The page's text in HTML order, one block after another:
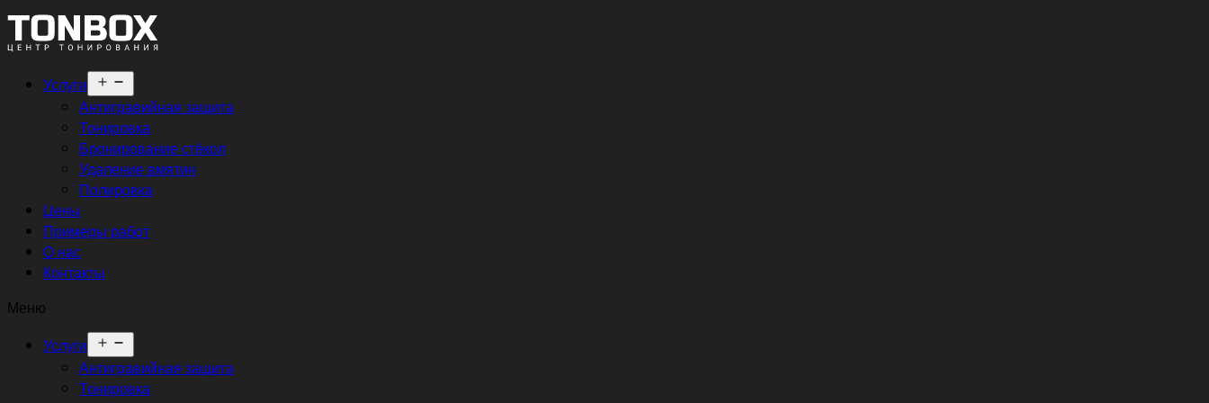
Услуги
меню
Антигравийная защита
Тонировка
Бронирование стёкол
Удаление вмятин
Полировка
Цены
Примеры работ
О нас
Контакты
Меню
Услуги
меню
Антигравийная защита
Тонировка